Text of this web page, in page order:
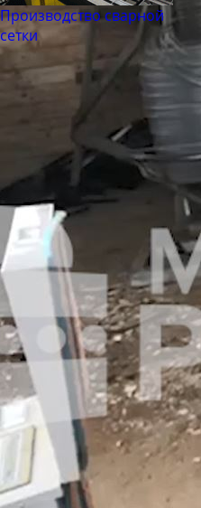
Труба бесшовная 203
Труба бесшовная 219
Труба бесшовная 245
Труба бесшовная 273
Труба бесшовная 299
Труба бесшовная 325
Труба бесшовная 330
Труба бесшовная 351
Труба бесшовная 377
Труба бесшовная 402
Труба бесшовная 426
Труба бесшовная 450
Труба бесшовная 480
Труба бесшовная 530
Труба бесшовная 550
Производство сварной
сетки